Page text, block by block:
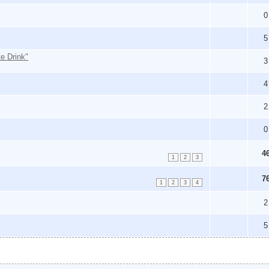
0
5
Drink" 3
4
2
0
1 2 3
1 2 3 4
2
5